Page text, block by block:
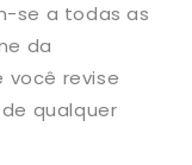
se a todas as
da
você revise
qualquer